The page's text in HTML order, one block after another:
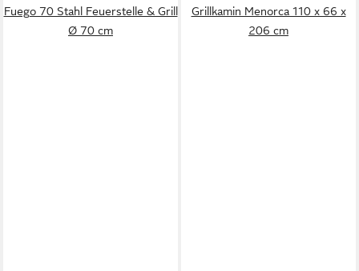
Fuego 70 Stahl Feuerstelle & Grill
Ø 70 cm
Grillkamin Menorca 110 x 66 x
206 cm